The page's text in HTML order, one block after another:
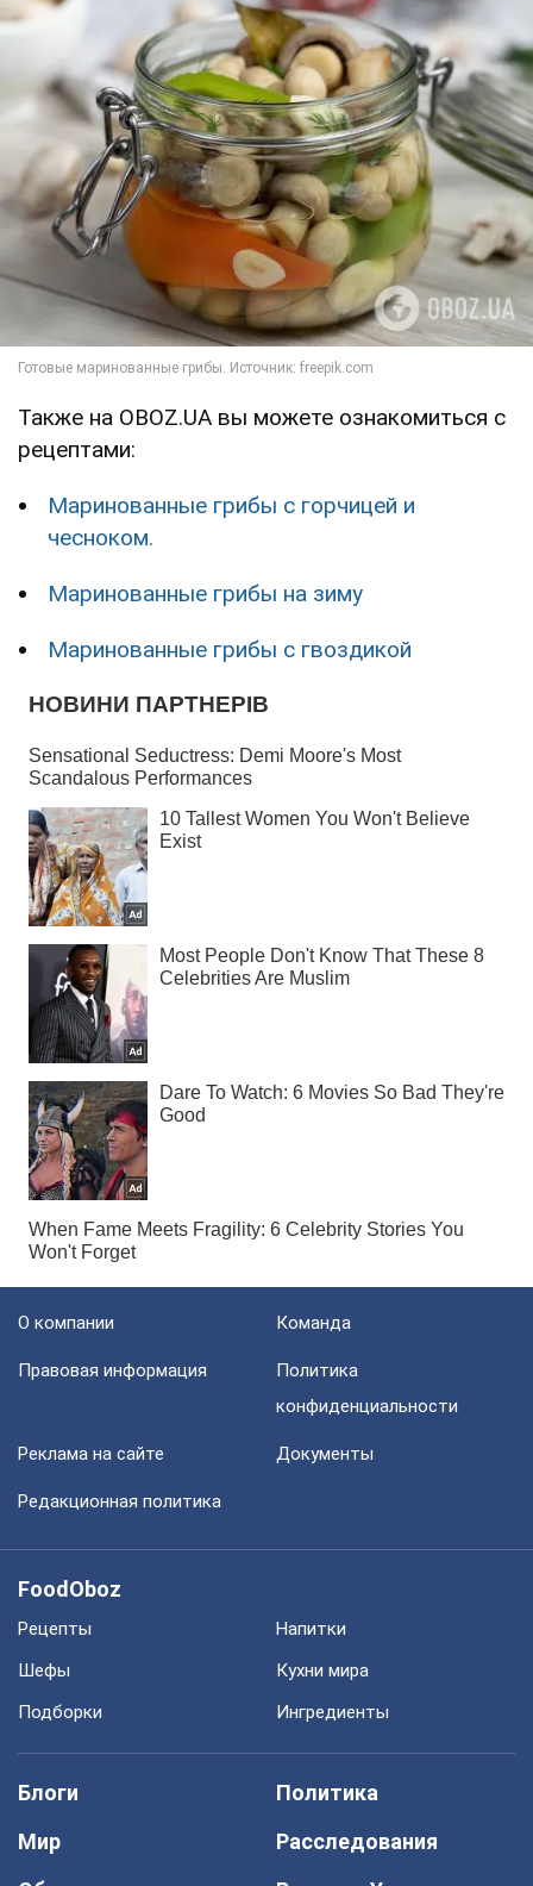
Также на OBOZ.UA вы можете ознакомиться с
рецептами:
Маринованные грибы с горчицей и
чесноком.
Маринованные грибы на зиму
Маринованные грибы с гвоздикой
О компании Команда
Правовая информация
Политика
конфиденциальности
Реклама на сайте Документы
Редакционная политика
FoodOboz
Рецепты
Напитки
Шефы
Кухни мира
Подборки
Ингредиенты
Блоги
Политика
Мир
Расследования